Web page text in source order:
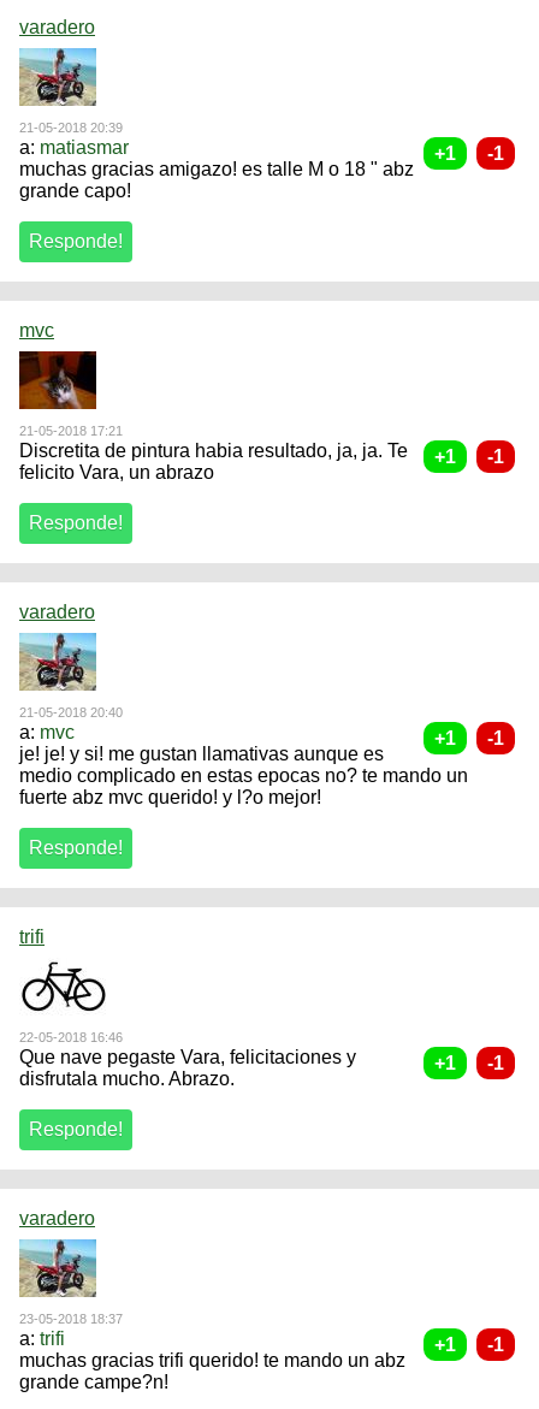
varadero
21-05-2018 20:39
a: matiasmar
muchas gracias amigazo! es talle M o 18 " abz
grande capo!
mvc
21-05-2018 17:21
Discretita de pintura habia resultado, ja, ja. Te
felicito Vara, un abrazo
varadero
21-05-2018 20:40
a: mvc
je! je! y si! me gustan llamativas aunque es
medio complicado en estas epocas no? te mando un
fuerte abz mvc querido! y l?o mejor!
trifi
22-05-2018 16:46
Que nave pegaste Vara, felicitaciones y
disfrutala mucho. Abrazo.
varadero
23-05-2018 18:37
a: trifi
muchas gracias trifi querido! te mando un abz
grande campe?n!